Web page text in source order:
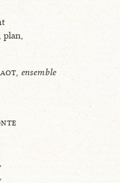
plan,
ensemble